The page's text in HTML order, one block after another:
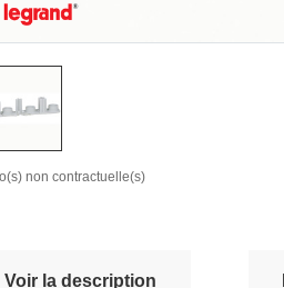
non contractuelle(s)
Voir la description